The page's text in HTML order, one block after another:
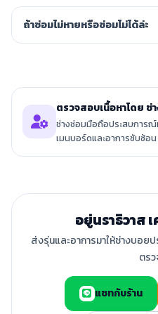
ถ้าซ่อมไม่หายหรือซ่อมไม่ได้ล่ะ
ตรวจสอบเนื้อหาโดย ช่
ช่างซ่อมมือถือประสบการณ์
เมนบอร์ดและอาการซับซ้อ
อยู่นราธิวาส
ส่งรุ่นและอาการมาให้ช่างบอย
ตรว
แชทกับร้าน